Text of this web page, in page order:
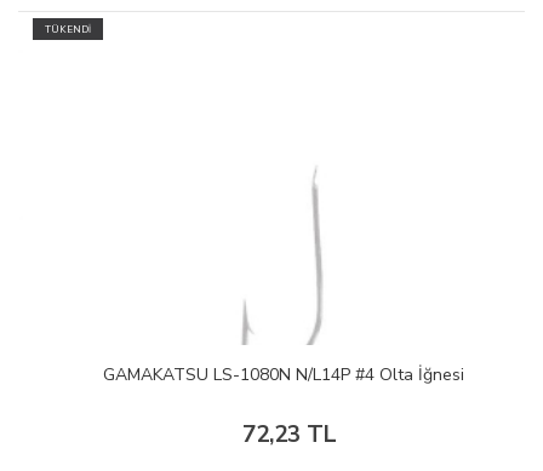
TÜKENDİ
GAMAKATSU LS-1080N N/L14P #4 Olta İğnesi
72,23 TL